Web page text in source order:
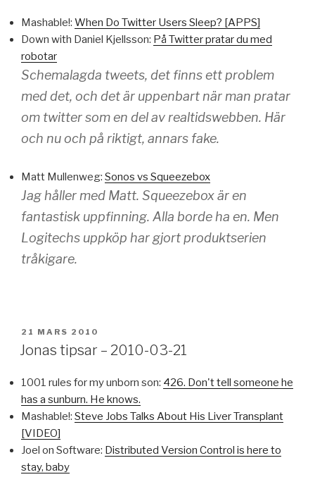
Mashable!: When Do Twitter Users Sleep? [APPS]
Down with Daniel Kjellsson: På Twitter pratar du med
robotar
Schemalagda tweets, det finns ett problem
med det, och det är uppenbart när man pratar
om twitter som en del av realtidswebben. Här
och nu och på riktigt, annars fake.
Matt Mullenweg: Sonos vs Squeezebox
Jag håller med Matt. Squeezebox är en
fantastisk uppfinning. Alla borde ha en. Men
Logitechs uppköp har gjort produktserien
tråkigare.
PUBLICERAT
21 MARS 2010
Jonas tipsar – 2010-03-21
1001 rules for my unborn son: 426. Don't tell someone he
has a sunburn. He knows.
Mashable!: Steve Jobs Talks About His Liver Transplant
[VIDEO]
Joel on Software: Distributed Version Control is here to
stay, baby